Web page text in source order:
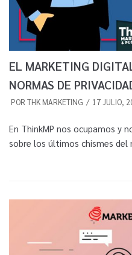
EL MARKETING
NORMAS DE
POR THK MARKETING 17 JULIO,
En ThinkMP nos ocupamos y
sobre los últimos chismes del